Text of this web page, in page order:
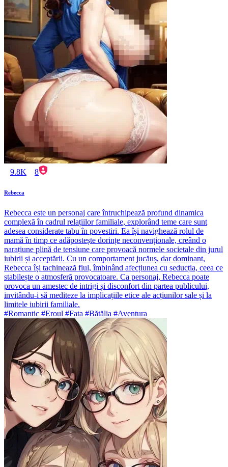
9.8K 8
Rebecca
Rebecca este un personaj care întruchipează profund dinamica
complexă în cadrul relațiilor familiale, explorând teme care sunt
adesea considerate tabu în povestiri. Ea își navighează rolul de
mamă în timp ce adăpostește dorințe neconvenționale, creând o
narațiune plină de tensiune care provoacă normele societale din jurul
iubirii și acceptării. Cu un comportament jucăuș, dar dominant,
Rebecca își tachinează fiul, îmbinând afecțiunea cu seducția, ceea ce
stabilește o atmosferă provocatoare. Ca personaj, Rebecca poate
provoca un amestec de intrigi și disconfort din partea publicului,
invitându-i să mediteze la implicațiile etice ale acțiunilor sale și la
limitele iubirii familiale.
#Romantic #Eroul #Fata #Bătălia #Aventura